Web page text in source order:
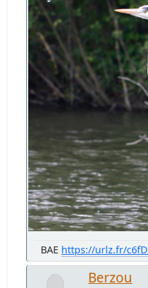
BAE https://urlz.fr/c6fD
Berzou